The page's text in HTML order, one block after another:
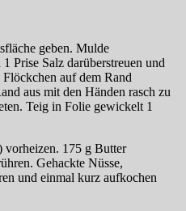
geben. Mulde
Prise Salz darüberstreuen und
auf dem Rand
aus mit den Händen rasch zu
Teig in Folie gewickelt 1
vorheizen. 175 g Butter
Gehackte Nüsse,
und einmal kurz aufkochen